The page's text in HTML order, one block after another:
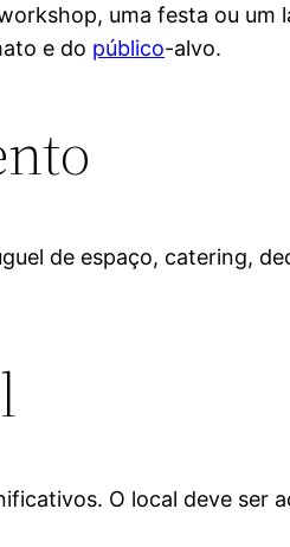
uma festa ou um
e do público-alvo.
de espaço, catering,
O local deve ser